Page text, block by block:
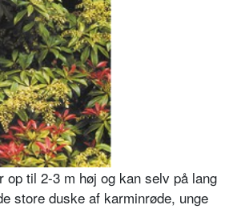
op til 2-3 m høj og kan selv på lang
store duske af karminrøde, unge